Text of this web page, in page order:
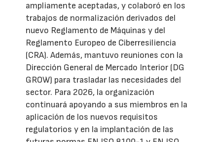
ampliamente aceptadas, y colaboró en los
trabajos de normalización derivados del
nuevo Reglamento de Máquinas y del
Reglamento Europeo de Ciberresiliencia
(CRA). Además, mantuvo reuniones con la
Dirección General de Mercado Interior (DG
GROW) para trasladar las necesidades del
sector. Para 2026, la organización
continuará apoyando a sus miembros en la
aplicación de los nuevos requisitos
regulatorios y en la implantación de las